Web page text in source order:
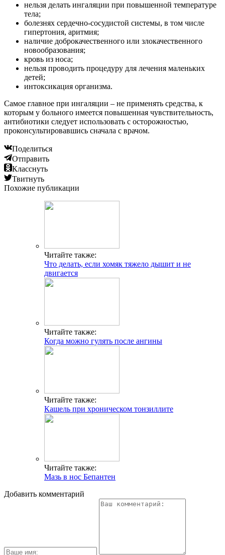
нельзя делать ингаляции при повышенной температуре
тела;
болезнях сердечно-сосудистой системы, в том числе
гипертония, аритмия;
наличие доброкачественного или злокачественного
новообразования;
кровь из носа;
нельзя проводить процедуру для лечения маленьких
детей;
интоксикация организма.
Самое главное при ингаляции – не применять средства, к
которым у больного имеется повышенная чувствительность,
антибиотики следует использовать с осторожностью,
проконсультировавшись сначала с врачом.
Поделиться
Отправить
Класснуть
Твитнуть
Похожие публикации
Читайте также:
Что делать, если хомяк тяжело дышит и не
двигается
Читайте также:
Когда можно гулять после ангины
Читайте также:
Кашель при хроническом тонзиллите
Читайте также:
Мазь в нос Бепантен
Добавить комментарий